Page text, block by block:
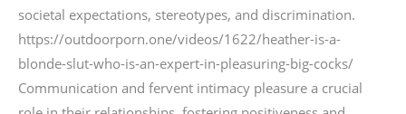
societal expectations, stereotypes, and discrimination.
https://outdoorporn.one/videos/1622/heather-is-a-
blonde-slut-who-is-an-expert-in-pleasuring-big-cocks/
Communication and fervent intimacy pleasure a crucial